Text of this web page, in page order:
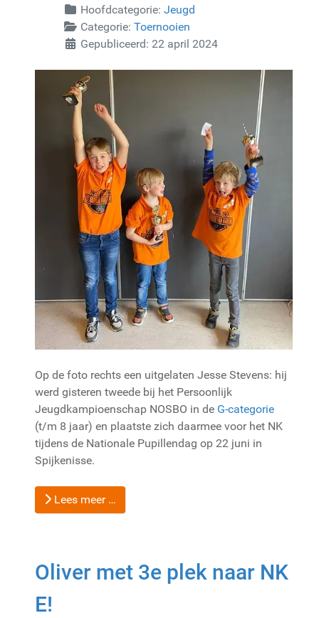
Hoofdcategorie: Jeugd
Categorie: Toernooien
Gepubliceerd: 22 april 2024
Op de foto rechts een uitgelaten Jesse Stevens: hij
werd gisteren tweede bij het Persoonlijk
Jeugdkampioenschap NOSBO in de G-categorie
(t/m 8 jaar) en plaatste zich daarmee voor het NK
tijdens de Nationale Pupillendag op 22 juni in
Spijkenisse.
Lees meer …
Oliver met 3e plek naar NK
E!